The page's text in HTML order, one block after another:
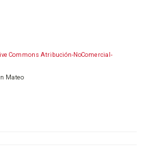
Commons Atribución-NoComercial-
Mateo